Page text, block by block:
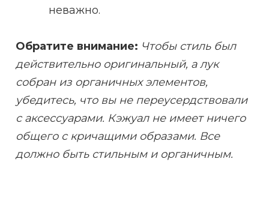
неважно.
Обратите внимание: Чтобы стиль был
действительно оригинальный, а лук
собран из органичных элементов,
убедитесь, что вы не переусердствовали
с аксессуарами. Кэжуал не имеет ничего
общего с кричащими образами. Все
должно быть стильным и органичным.